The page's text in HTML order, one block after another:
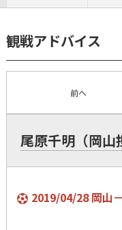
観戦アドバイス
前へ
尾原千明（岡山
2019/04/28 岡山